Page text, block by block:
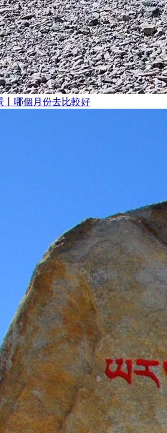
丨哪個月份去比較好